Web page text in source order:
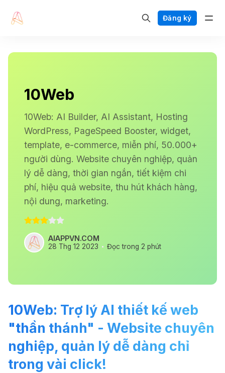
Đăng ký
10Web
10Web: AI Builder, AI Assistant, Hosting
WordPress, PageSpeed Booster, widget,
template, e-commerce, miễn phí, 50.000+
người dùng. Website chuyên nghiệp, quản
lý dễ dàng, thời gian ngắn, tiết kiệm chi
phí, hiệu quả website, thu hút khách hàng,
nội dung, marketing.
AIAPPVN.COM
28 Thg 12 2023 Đọc trong 2 phút
10Web: Trợ lý AI thiết kế web
"thần thánh" - Website chuyên
nghiệp, quản lý dễ dàng chỉ
trong vài click!